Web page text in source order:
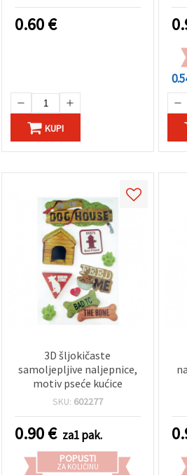
0.60€
KUPI
3D šljokičaste
samoljepljive naljepnice,
motiv pseće kućice
SKU: 602277
0.90€ za1 pak.
POPUSTI
ZA KOLIČINU